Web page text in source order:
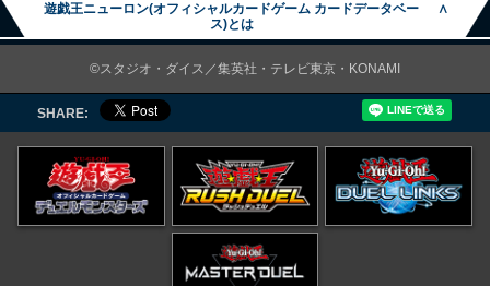
遊戯王ニューロン(オフィシャルカードゲーム カードデータベー
ス)とは
∧
©スタジオ・ダイス／集英社・テレビ東京・KONAMI
SHARE: